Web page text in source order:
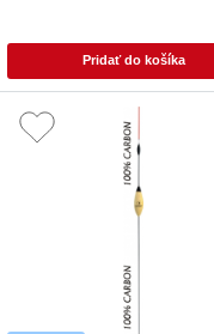
Pridať do košíka